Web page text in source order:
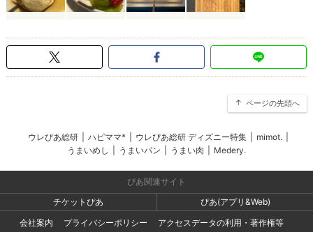
ページの先頭へ
ウレぴあ総研 ハピママ* ウレぴあ総研 ディズニー特集 mimot.
うまいめし
うまいパン うまい肉 Medery.
ぴあ関連サイト
チケットぴあ
ぴあ(アプリ&Web)
会社案内
プライバシーポリシー アクセスデータの利用・著作権等